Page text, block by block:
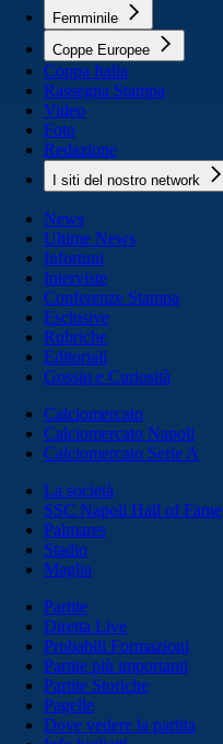
Femminile
Coppe Europee
Coppa Italia
Rassegna Stampa
Video
Foto
Redazione
I siti del nostro network
News
Ultime News
Infortuni
Interviste
Conferenze Stampa
Esclusive
Rubriche
Editoriali
Gossip e Curiosità
Calciomercato
Calciomercato Napoli
Calciomercato Serie A
La società
SSC Napoli Hall of Fame
Palmares
Stadio
Maglia
Partite
Diretta Live
Probabili Formazioni
Partite più importanti
Partite Storiche
Pagelle
Dove vedere la partita